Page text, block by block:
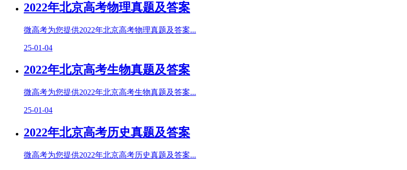
2022年北京高考物理真题及答案
微高考为您提供2022年北京高考物理真题及答案...
25-01-04
2022年北京高考生物真题及答案
微高考为您提供2022年北京高考生物真题及答案...
25-01-04
2022年北京高考历史真题及答案
微高考为您提供2022年北京高考历史真题及答案...